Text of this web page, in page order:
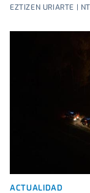
EZTIZEN URIARTE |
ACTUALIDAD